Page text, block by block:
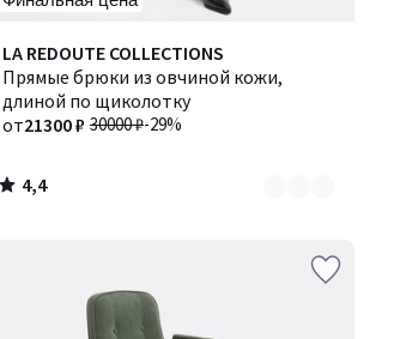
LA REDOUTE COLLECTIONS
Прямые брюки из овчиной кожи,
длиной по щиколотку
30000 ₽-29%
от21300 ₽
4,4
/ 5
Количество
цветов:
2
4,4
/